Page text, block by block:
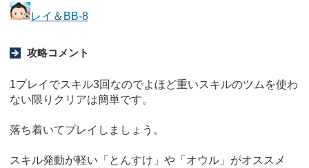
レイ＆BB-8
攻略コメント
1プレイでスキル3回なのでよほど重いスキルのツムを使わ
ない限りクリアは簡単です。
落ち着いてプレイしましょう。
スキル発動が軽い「とんすけ」や「オウル」がオススメ